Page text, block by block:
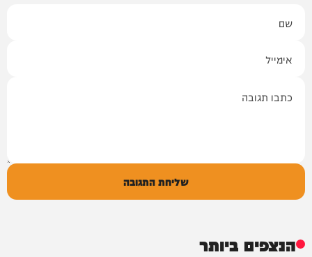
שליחת התגובה
הנצפים ביותר